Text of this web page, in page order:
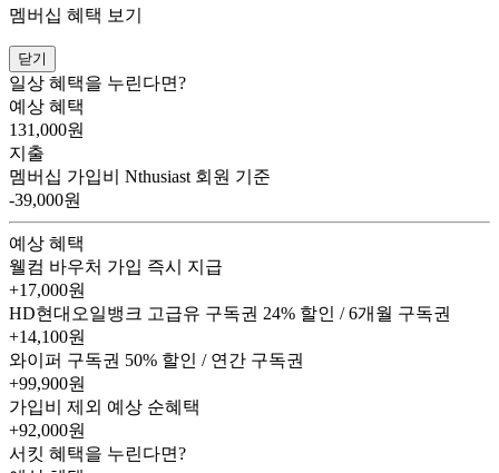
멤버십 혜택 보기
닫기
일상 혜택을 누린다면?
예상 혜택
131,000원
지출
멤버십 가입비
Nthusiast 회원 기준
-39,000원
예상 혜택
웰컴 바우처 가입 즉시 지급
+17,000원
HD현대오일뱅크 고급유 구독권 24% 할인 / 6개월 구독권
+14,100원
와이퍼 구독권 50% 할인 / 연간 구독권
+99,900원
가입비 제외 예상 순혜택
+92,000원
서킷 혜택을 누린다면?